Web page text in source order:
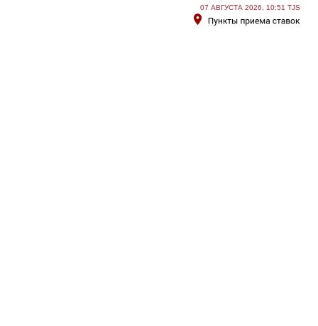
07 АВГУСТА 2026, 10:51 TJS